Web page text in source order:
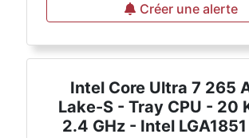
Créer une alerte
Intel Core Ultra 7 265
Lake-S - Tray CPU - 20
2.4 GHz - Intel